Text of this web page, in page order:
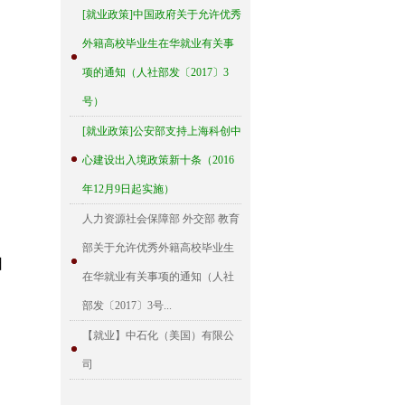
[就业政策]中国政府关于允许优秀
外籍高校毕业生在华就业有关事
项的通知（人社部发〔2017〕3
号）
[就业政策]公安部支持上海科创中
心建设出入境政策新十条（2016
年12月9日起实施）
人力资源社会保障部 外交部 教育
部关于允许优秀外籍高校毕业生
在华就业有关事项的通知（人社
部发〔2017〕3号...
【就业】中石化（美国）有限公
司